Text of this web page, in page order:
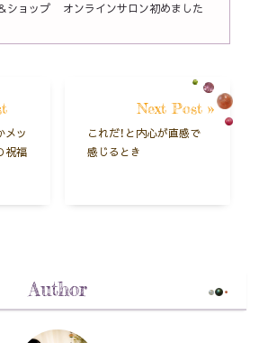
ショップ
オンラインサロン初めました
メッ
祝福
Next Post »
これだ！と内心が直感で
感じるとき
Author